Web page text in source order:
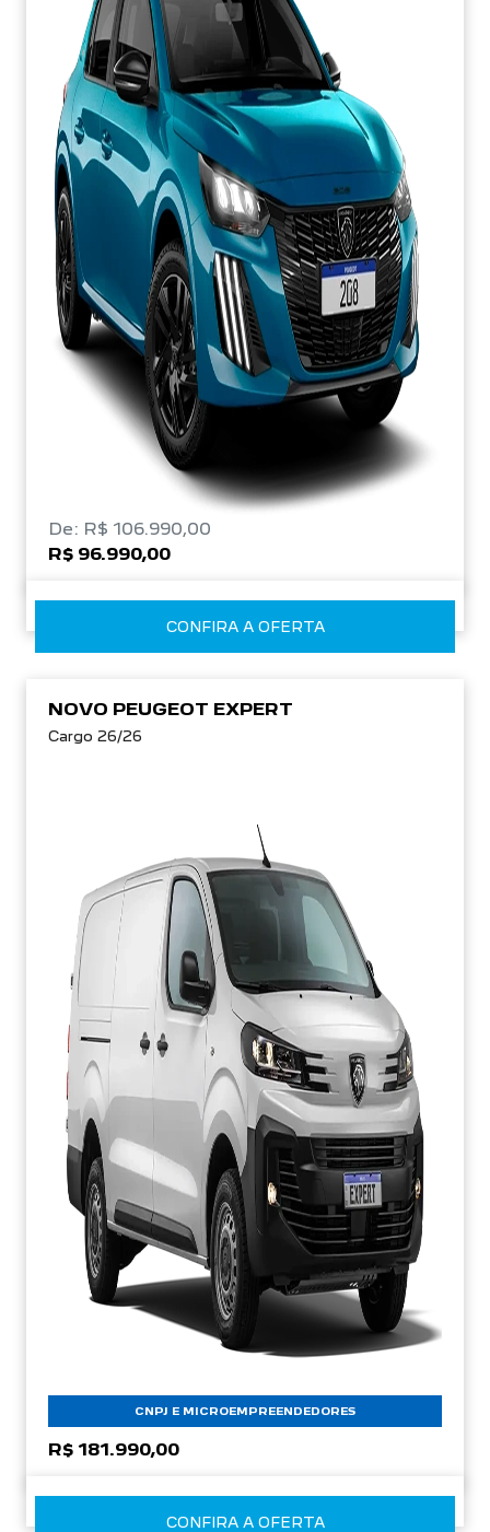
De: R$ 106.990,00
R$ 96.990,00
CONFIRA A OFERTA
NOVO PEUGEOT EXPERT
Cargo 26/26
CNPJ E MICROEMPREENDEDORES
R$ 181.990,00
CONFIRA A OFERTA